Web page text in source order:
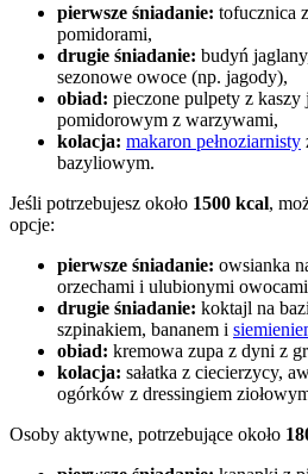
pierwsze śniadanie: tofucznica
pomidorami,
drugie śniadanie: budyń
sezonowe owoce (np. jagody),
obiad: pieczone pulpety z kaszy
pomidorowym z warzywami,
kolacja: makaron pełnoziarnisty
bazyliowym.
Jeśli potrzebujesz około 1500 kcal,
opcje:
pierwsze śniadanie: owsianka
orzechami i ulubionymi
drugie śniadanie: koktajl na
szpinakiem, bananem i
obiad: kremowa zupa z dyni z
kolacja: sałatka z ciecierzycy,
ogórków z dressingiem
Osoby aktywne, potrzebujące około